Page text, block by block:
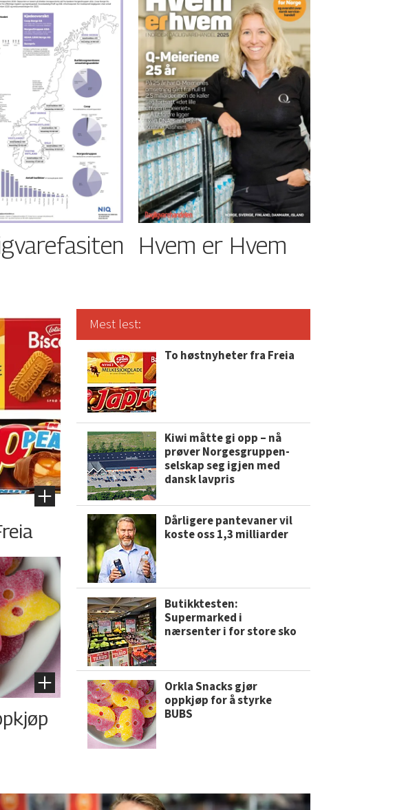
Hvem er Hvem
Mest lest:
To høstnyheter fra Freia
Kiwi måtte gi opp – nå
prøver Norgesgruppen-
selskap seg igjen med
dansk lavpris
Dårligere pantevaner vil
koste oss 1,3 milliarder
Butikktesten:
Supermarked i
nærsenter i for store sko
Orkla Snacks gjør
oppkjøp for å styrke
BUBS